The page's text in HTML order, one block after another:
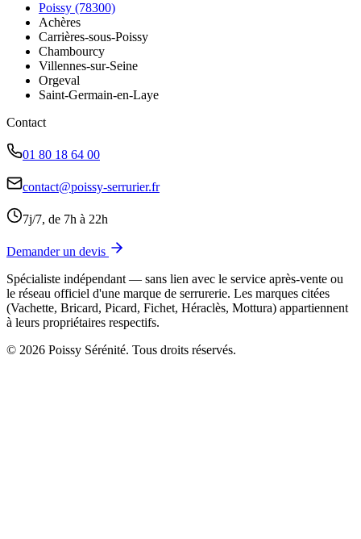
Poissy (78300)
Achères
Carrières-sous-Poissy
Chambourcy
Villennes-sur-Seine
Orgeval
Saint-Germain-en-Laye
Contact
01 80 18 64 00
contact@poissy-serrurier.fr
7j/7, de 7h à 22h
Demander un devis
Spécialiste indépendant — sans lien avec le service après-vente ou
le réseau officiel d'une marque de serrurerie. Les marques citées
(Vachette, Bricard, Picard, Fichet, Héraclès, Mottura) appartiennent
à leurs propriétaires respectifs.
© 2026 Poissy Sérénité. Tous droits réservés.